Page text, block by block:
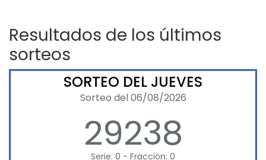
Resultados de los últimos
sorteos
SORTEO DEL JUEVES
Sorteo del 06/08/2026
29238
Serie: 0 - Fracción: 0